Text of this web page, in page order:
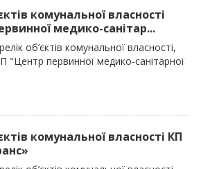
комунальної власності
медико-санітар...
об’єктів комунальної власності,
первинної медико-санітарної
комунальної власності КП